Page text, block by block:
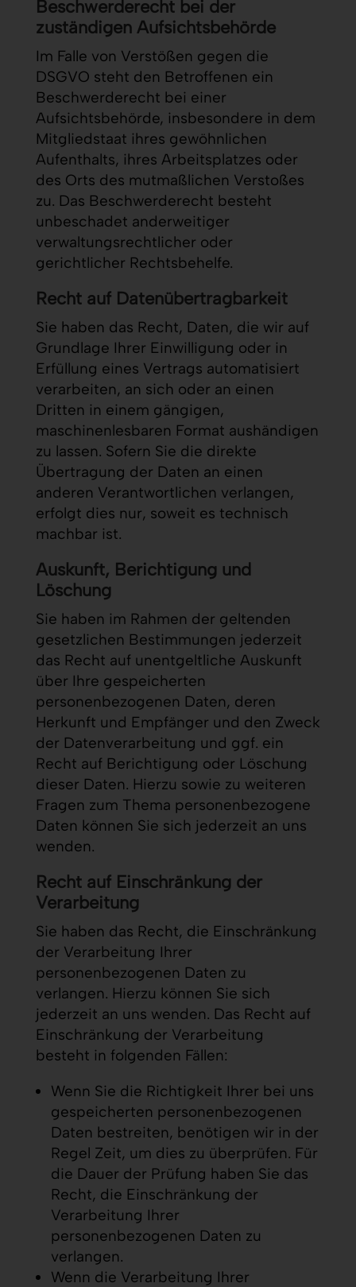
Beschwerde­recht bei der
zuständigen Aufsichts­behörde
Im Falle von Verstößen gegen die
DSGVO steht den Betroffenen ein
Beschwerderecht bei einer
Aufsichtsbehörde, insbesondere in dem
Mitgliedstaat ihres gewöhnlichen
Aufenthalts, ihres Arbeitsplatzes oder
des Orts des mutmaßlichen Verstoßes
zu. Das Beschwerderecht besteht
unbeschadet anderweitiger
verwaltungsrechtlicher oder
gerichtlicher Rechtsbehelfe.
Recht auf Daten­übertrag­barkeit
Sie haben das Recht, Daten, die wir auf
Grundlage Ihrer Einwilligung oder in
Erfüllung eines Vertrags automatisiert
verarbeiten, an sich oder an einen
Dritten in einem gängigen,
maschinenlesbaren Format aushändigen
zu lassen. Sofern Sie die direkte
Übertragung der Daten an einen
anderen Verantwortlichen verlangen,
erfolgt dies nur, soweit es technisch
machbar ist.
Auskunft, Berichtigung und
Löschung
Sie haben im Rahmen der geltenden
gesetzlichen Bestimmungen jederzeit
das Recht auf unentgeltliche Auskunft
über Ihre gespeicherten
personenbezogenen Daten, deren
Herkunft und Empfänger und den Zweck
der Datenverarbeitung und ggf. ein
Recht auf Berichtigung oder Löschung
dieser Daten. Hierzu sowie zu weiteren
Fragen zum Thema personenbezogene
Daten können Sie sich jederzeit an uns
wenden.
Recht auf Einschränkung der
Verarbeitung
Sie haben das Recht, die Einschränkung
der Verarbeitung Ihrer
personenbezogenen Daten zu
verlangen. Hierzu können Sie sich
jederzeit an uns wenden. Das Recht auf
Einschränkung der Verarbeitung
besteht in folgenden Fällen:
Wenn Sie die Richtigkeit Ihrer bei uns
gespeicherten personenbezogenen
Daten bestreiten, benötigen wir in der
Regel Zeit, um dies zu überprüfen. Für
die Dauer der Prüfung haben Sie das
Recht, die Einschränkung der
Verarbeitung Ihrer
personenbezogenen Daten zu
verlangen.
Wenn die Verarbeitung Ihrer